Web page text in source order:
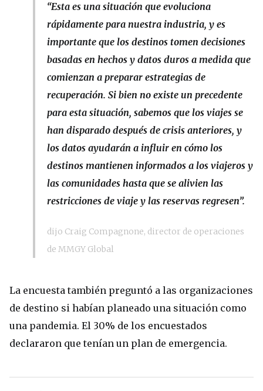
“Esta es una situación que evoluciona
rápidamente para nuestra industria, y es
importante que los destinos tomen decisiones
basadas en hechos y datos duros a medida que
comienzan a preparar estrategias de
recuperación. Si bien no existe un precedente
para esta situación, sabemos que los viajes se
han disparado después de crisis anteriores, y
los datos ayudarán a influir en cómo los
destinos mantienen informados a los viajeros y
las comunidades hasta que se alivien las
restricciones de viaje y las reservas regresen”.
dijo Craig Compagnone, director de operaciones
de MMGY Global
La encuesta también preguntó a las organizaciones
de destino si habían planeado una situación como
una pandemia. El 30% de los encuestados
declararon que tenían un plan de emergencia.